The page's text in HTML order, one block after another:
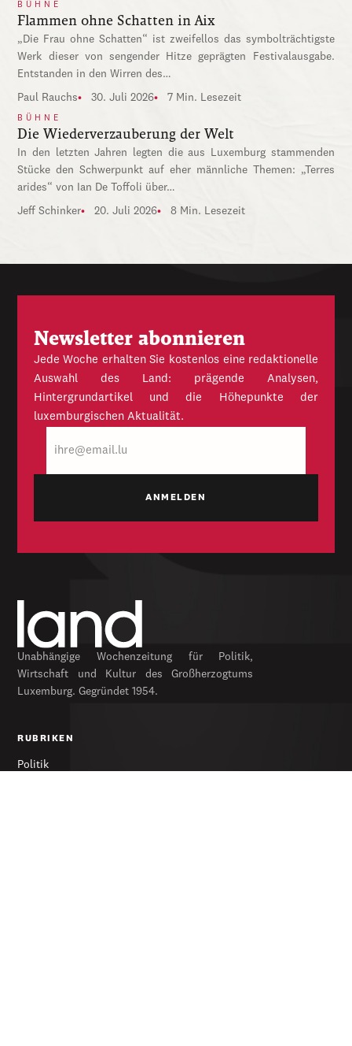
BÜHNE
Flammen ohne Schatten in Aix
„Die Frau ohne Schatten“ ist zweifellos das symbolträchtigste
Werk dieser von sengender Hitze geprägten Festivalausgabe.
Entstanden in den Wirren des…
Paul Rauchs 30. Juli 2026 7 Min. Lesezeit
BÜHNE
Die Wiederverzauberung der Welt
In den letzten Jahren legten die aus Luxemburg stammenden
Stücke den Schwerpunkt auf eher männliche Themen: „Terres
arides“ von Ian De Toffoli über…
Jeff Schinker 20. Juli 2026 8 Min. Lesezeit
Newsletter abonnieren
Jede Woche erhalten Sie kostenlos eine redaktionelle
Auswahl des Land: prägende Analysen,
Hintergrundartikel und die Höhepunkte der
luxemburgischen Aktualität.
Mail
Unabhängige Wochenzeitung für Politik,
Wirtschaft und Kultur des Großherzogtums
Luxemburg. Gegründet 1954.
RUBRIKEN
Politik